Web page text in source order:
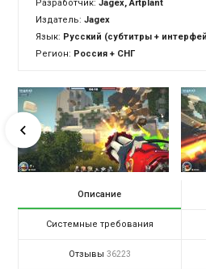
Разработчик:Jagex, Artplant
Издатель:Jagex
Язык: Русский (субтитры + интерфейс), Английский (озвучка
Регион: Россия + СНГ
Описание
Системные требования
Отзывы 36223